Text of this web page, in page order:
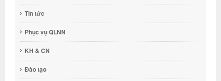
Tin tức
Phục vụ QLNN
KH & CN
Đào tạo